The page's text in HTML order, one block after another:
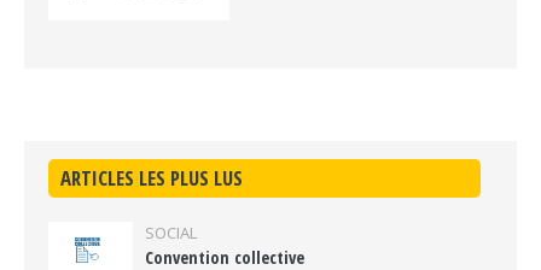
ARTICLES LES PLUS LUS
SOCIAL
Convention collective